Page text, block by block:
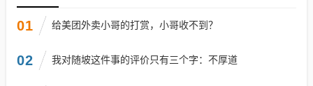
01 给美团外卖小哥的打赏，小哥收不到？
02 我对随坡这件事的评价只有三个字：不厚道